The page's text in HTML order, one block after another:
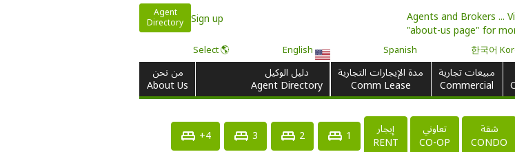
Agents and Brokers ...
"about-us page" for
Sign up
Agent
Directory
한국어
Spanish
English
🌎 Select
مبيعات تجارية
Commercial
مدة الإيجارات التجارية
Comm Lease
دليل الوكيل
Agent Directory
من نحن
About Us
شقة
CONDO
تعاوني
CO-OP
إيجار
RENT
1
2
3
4+